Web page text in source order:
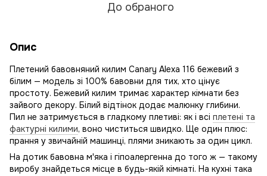
До обраного
Опис
Плетений бавовняний килим Canary Alexa 116 бежевий з
білим — модель зі 100% бавовни для тих, хто цінує
простоту. Бежевий килим тримає характер кімнати без
зайвого декору. Білий відтінок додає малюнку глибини.
Пил не затримується в гладкому плетиві: як і всі плетені та
фактурні килими, воно чиститься швидко. Ще один плюс:
прання у звичайній машинці, плями зникають за один цикл.
На дотик бавовна м'яка і гіпоалергенна до того ж — такому
виробу знайдеться місце в будь-якій кімнаті. На кухні така